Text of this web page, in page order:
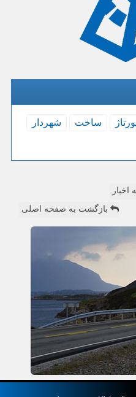
ساخت
شهردار
بازگشت به صفحه اصلی